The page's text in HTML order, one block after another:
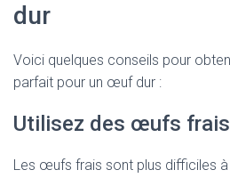
dur
Voici quelques conseils pour
parfait pour un œuf dur :
Utilisez des œufs frais
Les œufs frais sont plus difficiles